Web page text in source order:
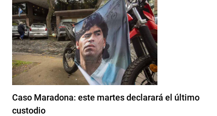
Caso Maradona: este martes declarará el último
custodio